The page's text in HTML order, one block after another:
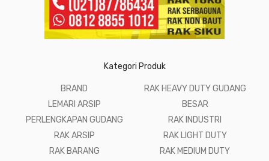
Kategori Produk
BRAND
LEMARI ARSIP
PERLENGKAPAN GUDANG
RAK ARSIP
RAK BARANG
RAK HEAVY DUTY GUDANG
BESAR
RAK INDUSTRI
RAK LIGHT DUTY
RAK MEDIUM DUTY